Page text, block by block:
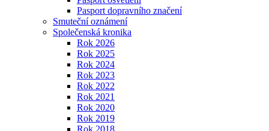
Pasport dopravního značení
Smuteční oznámení
Společenská kronika
Rok 2026
Rok 2025
Rok 2024
Rok 2023
Rok 2022
Rok 2021
Rok 2020
Rok 2019
Rok 2018